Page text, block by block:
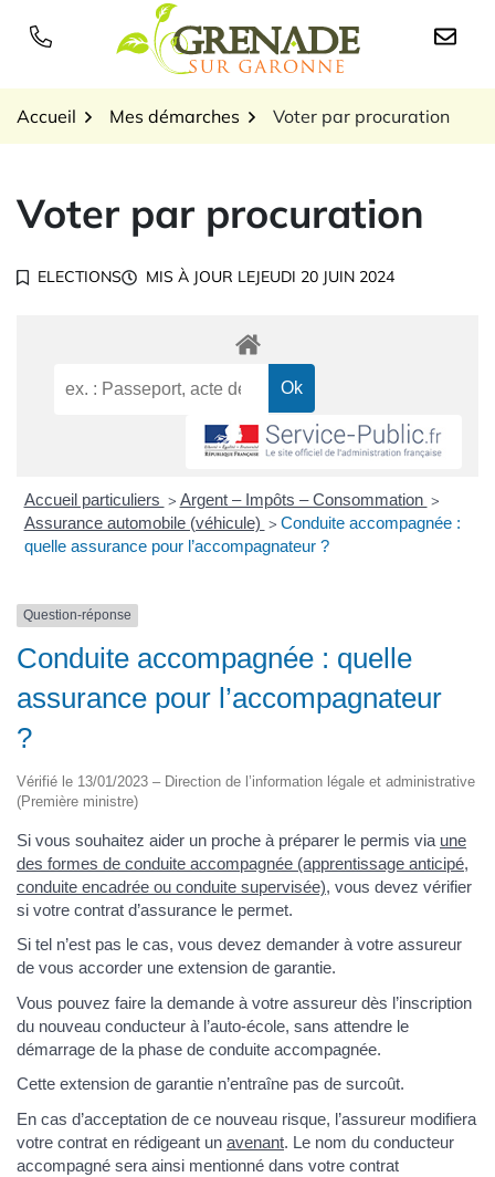
Logo Grenade sur
Accueil Mes démarches Voter par procuration
Voter par procuration
ELECTIONS MIS À JOUR LEJEUDI 20 JUIN 2024
Accueil particuliers > Argent – Impôts – Consommation >
Assurance automobile (véhicule) > Conduite accompagnée :
quelle assurance pour l’accompagnateur ?
Question-réponse
Conduite accompagnée : quelle
assurance pour l’accompagnateur
?
Vérifié le 13/01/2023 – Direction de l’information légale et administrative
(Première ministre)
Si vous souhaitez aider un proche à préparer le permis via une
des formes de conduite accompagnée (apprentissage anticipé,
conduite encadrée ou conduite supervisée), vous devez vérifier
si votre contrat d’assurance le permet.
Si tel n’est pas le cas, vous devez demander à votre assureur
de vous accorder une extension de garantie.
Vous pouvez faire la demande à votre assureur dès l’inscription
du nouveau conducteur à l’auto-école, sans attendre le
démarrage de la phase de conduite accompagnée.
Cette extension de garantie n’entraîne pas de surcoût.
En cas d’acceptation de ce nouveau risque, l’assureur modifiera
votre contrat en rédigeant un avenant. Le nom du conducteur
accompagné sera ainsi mentionné dans votre contrat